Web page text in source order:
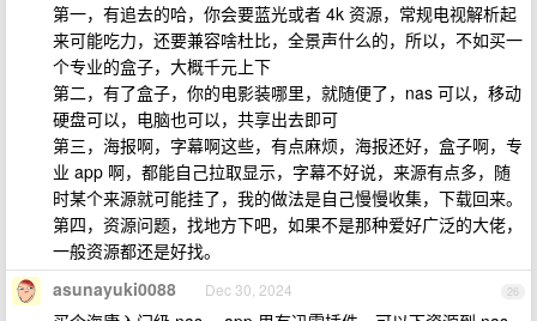
第一，有追去的哈，你会要蓝光或者 4k 资源，常规电视解析起
来可能吃力，还要兼容啥杜比，全景声什么的，所以，不如买一
个专业的盒子，大概千元上下
第二，有了盒子，你的电影装哪里，就随便了，nas 可以，移动
硬盘可以，电脑也可以，共享出去即可
第三，海报啊，字幕啊这些，有点麻烦，海报还好，盒子啊，专
业 app 啊，都能自己拉取显示，字幕不好说，来源有点多，随
时某个来源就可能挂了，我的做法是自己慢慢收集，下载回来。
第四，资源问题，找地方下吧，如果不是那种爱好广泛的大佬，
一般资源都还是好找。
26
asunayuki0088 Dec 30, 2024